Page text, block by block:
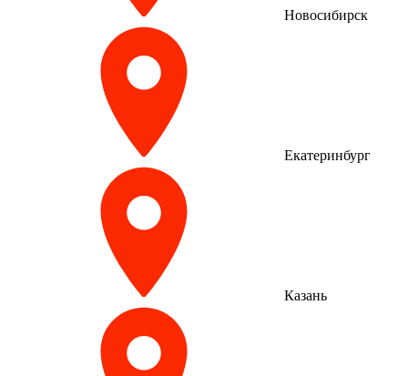
Новосибирск
Екатеринбург
Казань